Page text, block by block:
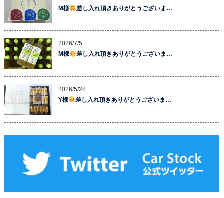
M様
差し入れ頂きありがとうございま…
2026/7/5
M様
差し入れ頂きありがとうございま…
2026/5/28
Y様
差し入れ頂きありがとうございま…